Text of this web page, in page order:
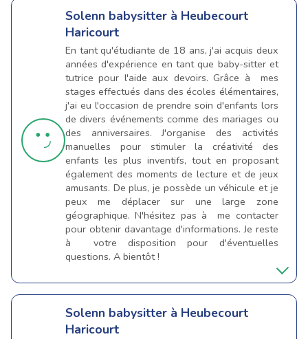
Solenn babysitter à Heubecourt
Haricourt
En tant qu'étudiante de 18 ans, j'ai acquis deux
années d'expérience en tant que baby-sitter et
tutrice pour l'aide aux devoirs. Grâce à mes
stages effectués dans des écoles élémentaires,
j'ai eu l'occasion de prendre soin d'enfants lors
de divers événements comme des mariages ou
des anniversaires. J'organise des activités
manuelles pour stimuler la créativité des
enfants les plus inventifs, tout en proposant
également des moments de lecture et de jeux
amusants. De plus, je possède un véhicule et je
peux me déplacer sur une large zone
géographique. N'hésitez pas à me contacter
pour obtenir davantage d'informations. Je reste
à votre disposition pour d'éventuelles
questions. A bientôt !
Solenn babysitter à Heubecourt
Haricourt